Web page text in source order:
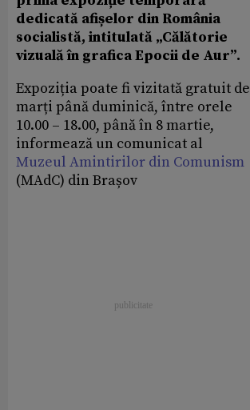
dedicată afișelor din România
socialistă, intitulată „Călătorie
vizuală în grafica Epocii de Aur”.
Expoziția poate fi vizitată gratuit de
marți până duminică, între orele
10.00 – 18.00, până în 8 martie,
informează un comunicat al
Muzeul Amintirilor din Comunism
(MAdC) din Brașov